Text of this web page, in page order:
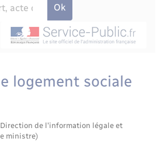
logement sociale
de l'information légale et
ministre)